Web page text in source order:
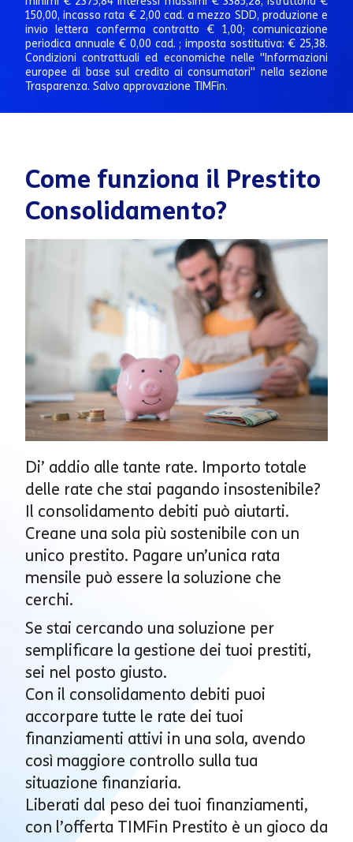
150,00, incasso rata € 2,00 cad. a mezzo SDD, produzione e
invio lettera conferma contratto € 1,00; comunicazione
periodica annuale € 0,00 cad. ; imposta sostitutiva: € 25,38.
Condizioni contrattuali ed economiche nelle "Informazioni
europee di base sul credito ai consumatori" nella sezione
Trasparenza. Salvo approvazione TIMFin.
Come funziona il Prestito
Consolidamento?
Di’ addio alle tante rate. Importo totale
delle rate che stai pagando insostenibile?
Il consolidamento debiti può aiutarti.
Creane una sola più sostenibile con un
unico prestito. Pagare un’unica rata
mensile può essere la soluzione che
cerchi.
Se stai cercando una soluzione per
semplificare la gestione dei tuoi prestiti,
sei nel posto giusto.
Con il consolidamento debiti puoi
accorpare tutte le rate dei tuoi
finanziamenti attivi in una sola, avendo
così maggiore controllo sulla tua
situazione finanziaria.
Liberati dal peso dei tuoi finanziamenti,
con l’offerta TIMFin Prestito è un gioco da